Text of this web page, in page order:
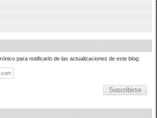
para notificarlo de las actualizaciones de este blog: